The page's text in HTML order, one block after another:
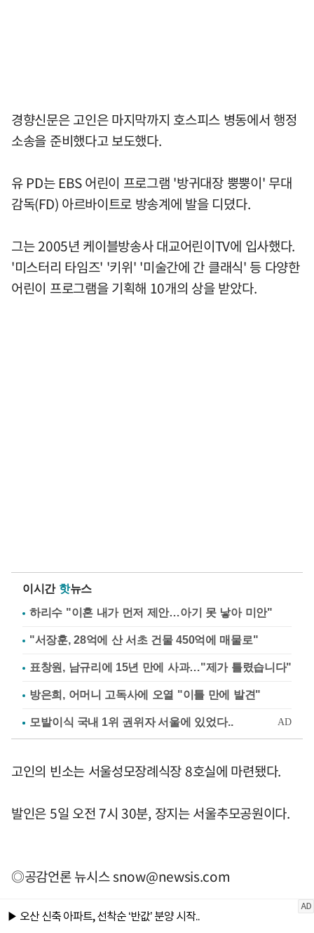
경향신문은 고인은 마지막까지 호스피스 병동에서 행정
소송을 준비했다고 보도했다.
유 PD는 EBS 어린이 프로그램 '방귀대장 뿡뿡이' 무대
감독(FD) 아르바이트로 방송계에 발을 디뎠다.
그는 2005년 케이블방송사 대교어린이TV에 입사했다.
'미스터리 타임즈' '키위' '미술간에 간 클래식' 등 다양한
어린이 프로그램을 기획해 10개의 상을 받았다.
이시간 핫뉴스
하리수 "이혼 내가 먼저 제안…아기 못 낳아 미안"
"서장훈, 28억에 산 서초 건물 450억에 매물로"
표창원, 남규리에 15년 만에 사과…"제가 틀렸습니다"
방은희, 어머니 고독사에 오열 "이틀 만에 발견"
고인의 빈소는 서울성모장례식장 8호실에 마련됐다.
발인은 5일 오전 7시 30분, 장지는 서울추모공원이다.
◎공감언론 뉴시스snow@newsis.com